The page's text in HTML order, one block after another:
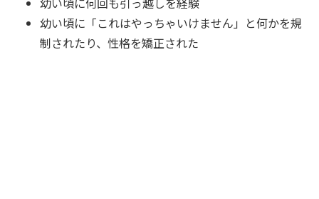
幼い頃に「これはやっちゃいけません」と何かを規
制されたり、性格を矯正された